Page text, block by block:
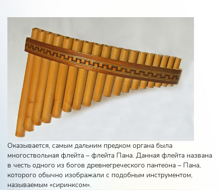
Оказывается, самым дальним предком органа была
многоствольная флейта – флейта Пана. Данная флейта названа
в честь одного из богов древнегреческого пантеона – Пана,
которого обычно изображали с подобным инструментом,
называемым «сиринксом».